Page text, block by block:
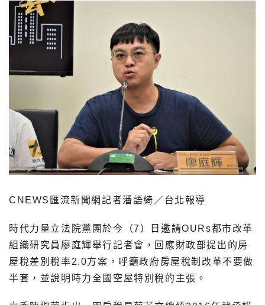
CNEWS匯流新聞網記者潘語綺／台北報導
時代力量立法院黨團於今（7）日邀請OURs都市改革
組織研究員廖庭輝舉行記者會，回應財政部提出的房
屋稅差別稅率2.0方案，呼籲政府房屋稅制改革不要做
半套，並說明時力全國空屋特別稅的主張。